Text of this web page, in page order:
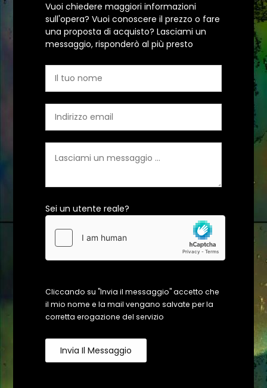
Vuoi chiedere maggiori informazioni
sull'opera? Vuoi conoscere il prezzo o fare
una proposta di acquisto? Lasciami un
messaggio, risponderò al più presto
Sei un utente reale?
Cliccando su "Invia il messaggio" accetto che
il mio nome e la mail vengano salvate per la
corretta erogazione del servizio
Invia Il Messaggio